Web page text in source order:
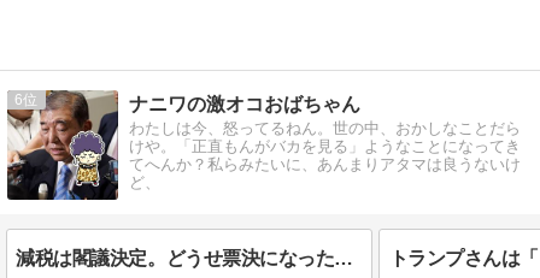
6 ナニワの激オコおばちゃん
わたしは今、怒ってるねん。世の中、おかしなことだら
けや。「正直もんがバカを見る」ようなことになってき
てへんか？私らみたいに、あんまりアタマは良うないけ
ど、
減税は閣議決定。どうせ票決になったら石破をはじめ反対派はしれーっと賛成するんやで、こいつら。